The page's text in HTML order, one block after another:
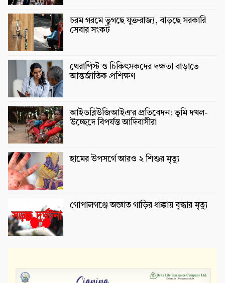
চরম গরমে ভুগছে যুক্তরাজ্য, বাড়ছে সরকারি
সেবার সংকট
থেরাপিস্ট ও চিকিৎসকদের দক্ষতা বাড়াতে
আন্তর্জাতিক প্রশিক্ষণ
আইডব্লিউজিআইএ’র প্রতিবেদন: ভূমি দখল-
উচ্ছেদে বিপর্যস্ত আদিবাসীরা
হামের উপসর্গে আরও ২ শিশুর মৃত্যু
গোপালগঞ্জে অজ্ঞাত গাড়ির ধাক্কায় বৃদ্ধার মৃত্যু